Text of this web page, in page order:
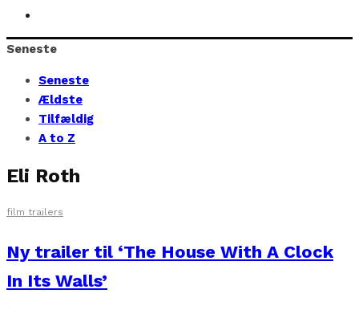
Seneste
Seneste
Ældste
Tilfældig
A to Z
Eli Roth
film trailers
Ny trailer til ‘The House With A Clock
In Its Walls’